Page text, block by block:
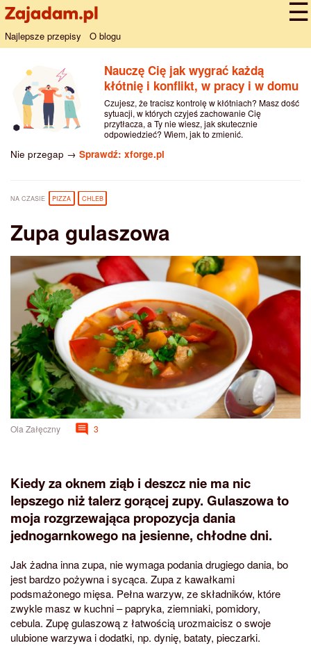
Najlepsze przepisy O blogu
Nauczę Cię jak wygrać każdą
kłótnię i konflikt, w pracy i w domu
Czujesz, że tracisz kontrolę w kłótniach? Masz dość
sytuacji, w których czyjeś zachowanie Cię
przytłacza, a Ty nie wiesz, jak skutecznie
odpowiedzieć? Wiem, jak to zmienić.
Nie przegap → Sprawdź: xforge.pl
NA CZASIE PIZZA CHLEB
Zupa gulaszowa
Ola Załęczny 3
Kiedy za oknem ziąb i deszcz nie ma nic
lepszego niż talerz gorącej zupy. Gulaszowa to
moja rozgrzewająca propozycja dania
jednogarnkowego na jesienne, chłodne dni.
Jak żadna inna zupa, nie wymaga podania drugiego dania, bo
jest bardzo pożywna i sycąca. Zupa z kawałkami
podsmażonego mięsa. Pełna warzyw, ze składników, które
zwykle masz w kuchni – papryka, ziemniaki, pomidory,
cebula. Zupę gulaszową z łatwością urozmaicisz o swoje
ulubione warzywa i dodatki, np. dynię, bataty, pieczarki.